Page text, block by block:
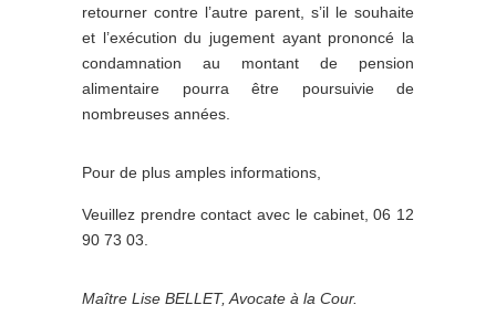
retourner contre l’autre parent, s’il le souhaite
et l’exécution du jugement ayant prononcé la
condamnation au montant de pension
alimentaire pourra être poursuivie de
nombreuses années.
Pour de plus amples informations,
Veuillez prendre contact avec le cabinet, 06 12
90 73 03.
Maître Lise BELLET, Avocate à la Cour.